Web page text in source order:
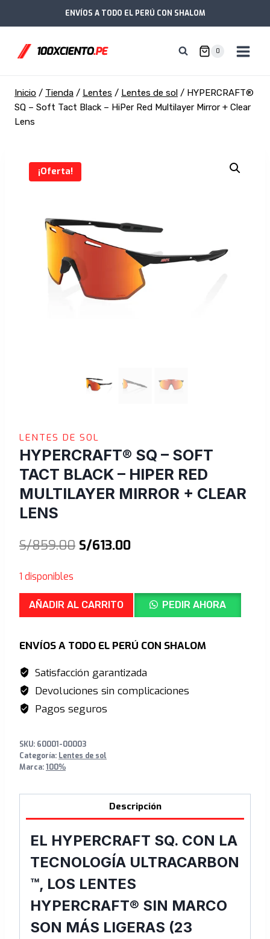
al
ENVÍOS A TODO EL PERÚ CON SHALOM
0
Inicio / Tienda / Lentes / Lentes de sol / HYPERCRAFT®
SQ – Soft Tact Black – HiPer Red Multilayer Mirror + Clear
Lens
¡Oferta!
LENTES DE SOL
HYPERCRAFT® SQ – SOFT
TACT BLACK – HIPER RED
MULTILAYER MIRROR + CLEAR
LENS
S/859.00 El
era:
S/613.00El
1 disponibles
HYPERCRAFT®
SQ
Soft
Tact
Black
-
HiPer
Multilayer
Mirror
Clear
AÑADIR AL CARRITO PEDIR AHORA
ENVÍOS A TODO EL PERÚ CON SHALOM
Satisfacción garantizada
Devoluciones sin complicaciones
Pagos seguros
SKU: 60001-00003
Categoría: Lentes de sol
Marca:100%
Descripción
EL HYPERCRAFT SQ. CON LA
TECNOLOGÍA ULTRACARBON
™, LOS LENTES
HYPERCRAFT® SIN MARCO
SON MÁS LIGERAS (23